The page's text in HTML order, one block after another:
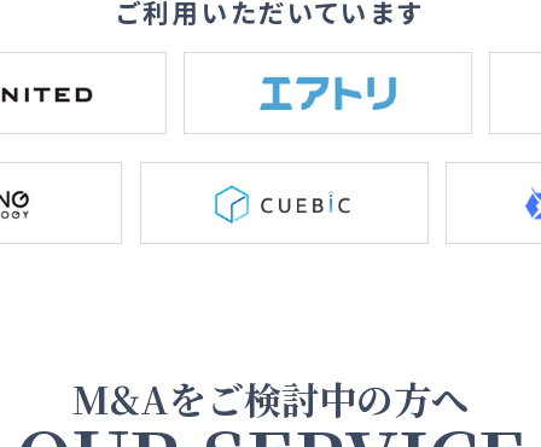
ご利用いただいています
M&Aをご検討中の方へ